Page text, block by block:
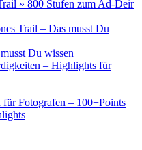
» 800 Stufen zum Ad-Deir
Trail – Das musst Du
Du wissen
– Highlights für
Fotografen – 100+Points